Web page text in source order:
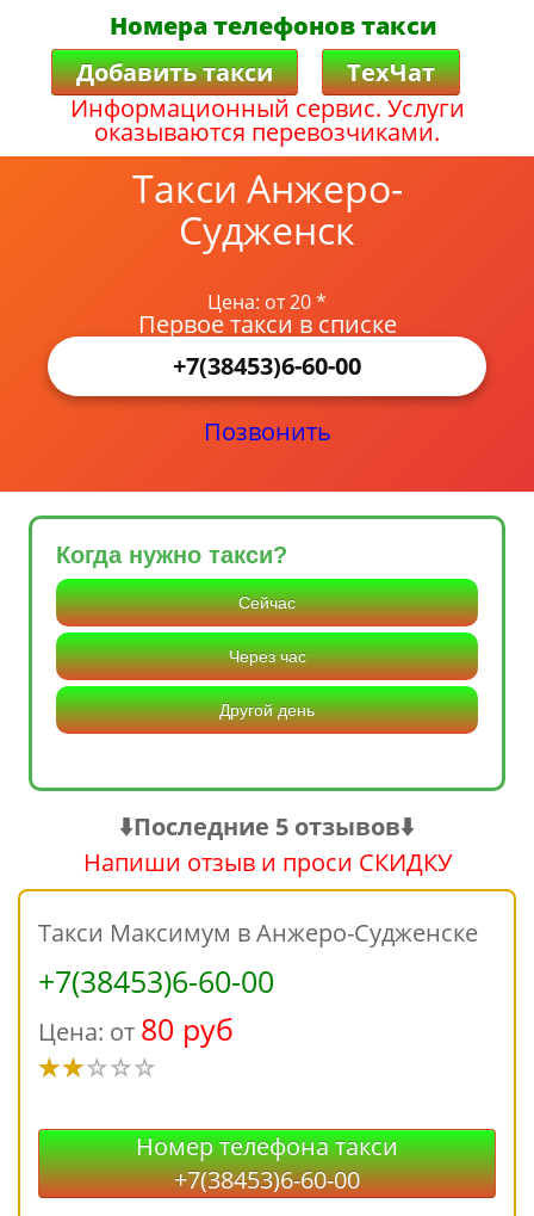
Номера телефонов такси
Добавить такси
ТехЧат
Информационный сервис. Услуги
оказываются перевозчиками.
Такси Анжеро-
Судженск
Цена: от 20 *
Первое такси в списке
+7(38453)6-60-00
Позвонить
Когда нужно такси?
Сейчас
Через час
Другой день
⬇️Последние 5 отзывов⬇️
Напиши отзыв и проси СКИДКУ
Такси Максимум в Анжеро-Судженске
+7(38453)6-60-00
Цена: от 80 руб
Номер телефона такси
+7(38453)6-60-00